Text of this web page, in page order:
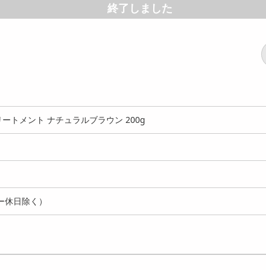
終了しました
トメント ナチュラルブラウン 200g
日除く）